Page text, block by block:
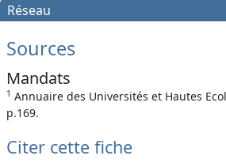
Réseau
Sources
Mandats
1 Annuaire des Universités et Hautes
p.169.
Citer cette fiche